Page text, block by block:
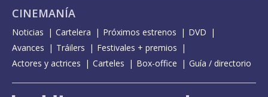
CINEMANÍA
Noticias Cartelera Próximos estrenos
DVD
Avances
Tráilers
Festivales + premios
Actores y actrices
Carteles Box-office Guía / directorio